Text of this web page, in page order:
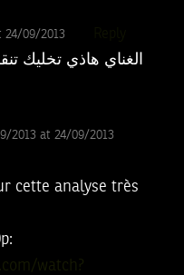
24/09/2013
الغناي هاذي
2013 at 24/09/2013
cette analyse très
watch?